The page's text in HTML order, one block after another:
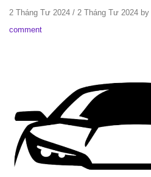
2 Tháng Tư 2024 / 2 Tháng Tư 2024 by
comment